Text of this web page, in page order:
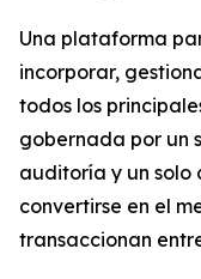
Una plataforma
incorporar,
todos los
gobernada por un
auditoría y un
convertirse en el
transaccionan